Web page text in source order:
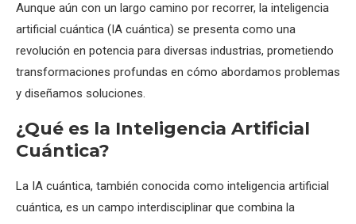
Aunque aún con un largo camino por recorrer, la inteligencia
artificial cuántica (IA cuántica) se presenta como una
revolución en potencia para diversas industrias, prometiendo
transformaciones profundas en cómo abordamos problemas
y diseñamos soluciones.
¿Qué es la Inteligencia Artificial
Cuántica?
La IA cuántica, también conocida como inteligencia artificial
cuántica, es un campo interdisciplinar que combina la